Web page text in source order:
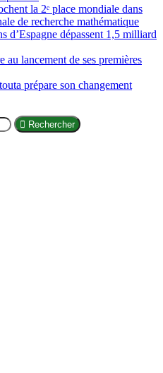
la 2ᵉ place mondiale dans
de recherche mathématique
d’Espagne dépassent 1,5 milliard
au lancement de ses premières
prépare son changement
Rechercher